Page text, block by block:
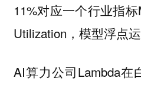
11%对应一个行业指
Utilization，模型浮点运
AI算力公司Lambda在